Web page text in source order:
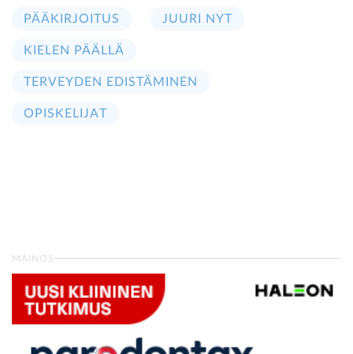
PÄÄKIRJOITUS JUURI NYT
KIELEN PÄÄLLÄ
TERVEYDEN EDISTÄMINEN
OPISKELIJAT
MAINOS